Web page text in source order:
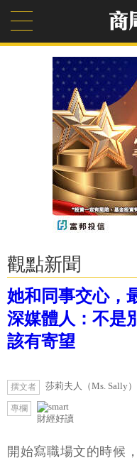
觀點新聞
她和同事交心，
深媒體人：不是
該有寄望
撰文者 莎莉夫人（Ms. Sally）
專欄
財經好讀
開始寫職場文的時候